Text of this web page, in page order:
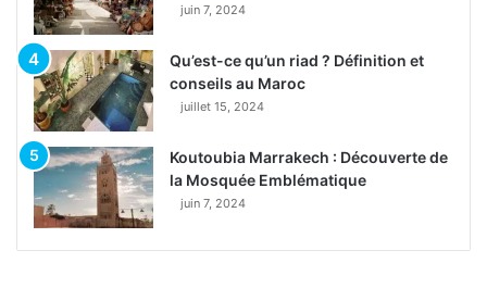
juin 7, 2024
Qu’est-ce qu’un riad ? Définition et
conseils au Maroc
juillet 15, 2024
Koutoubia Marrakech : Découverte de
la Mosquée Emblématique
juin 7, 2024